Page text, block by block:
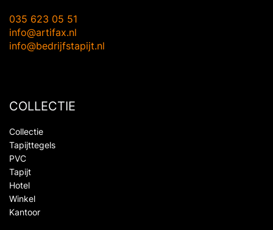
035 623 05 51
info@artifax.nl
info@bedrijfstapijt.nl
COLLECTIE
Collectie
Tapijttegels
PVC
Tapijt
Hotel
Winkel
Kantoor